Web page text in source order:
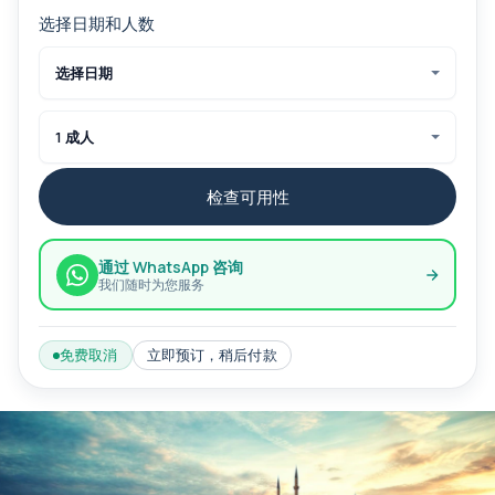
选择日期和人数
选择日期
1 成人
检查可用性
通过 WhatsApp 咨询
我们随时为您服务
免费取消 立即预订，稍后付款